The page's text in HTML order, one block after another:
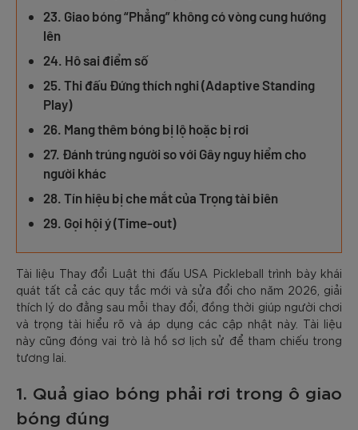
23. Giao bóng “Phẳng” không có vòng cung hướng
lên
24. Hô sai điểm số
25. Thi đấu Đứng thích nghi (Adaptive Standing
Play)
26. Mang thêm bóng bị lộ hoặc bị rơi
27. Đánh trúng người so với Gây nguy hiểm cho
người khác
28. Tín hiệu bị che mắt của Trọng tài biên
29. Gọi hội ý (Time-out)
Tài liệu Thay đổi Luật thi đấu USA Pickleball trình bày khái
quát tất cả các quy tắc mới và sửa đổi cho năm 2026, giải
thích lý do đằng sau mỗi thay đổi, đồng thời giúp người chơi
và trọng tài hiểu rõ và áp dụng các cập nhật này. Tài liệu
này cũng đóng vai trò là hồ sơ lịch sử để tham chiếu trong
tương lai.
1. Quả giao bóng phải rơi trong ô giao
bóng đúng